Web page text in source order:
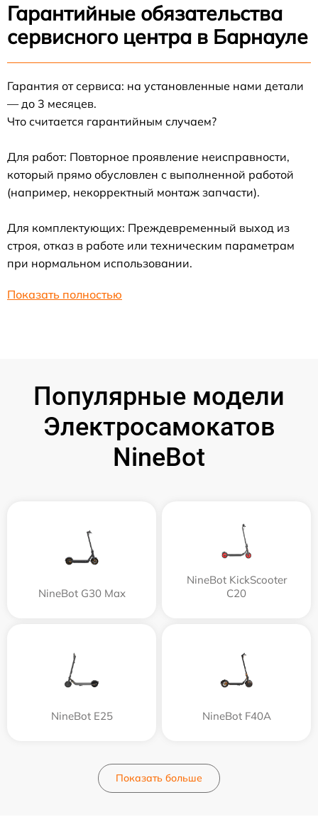
Гарантийные обязательства
сервисного центра в Барнауле
Гарантия от сервиса: на установленные нами детали
— до 3 месяцев.
Что считается гарантийным случаем?
Для работ: Повторное проявление неисправности,
который прямо обусловлен с выполненной работой
(например, некорректный монтаж запчасти).
Для комплектующих: Преждевременный выход из
строя, отказ в работе или техническим параметрам
при нормальном использовании.
Показать полностью
Популярные модели
Электросамокатов
NineBot
NineBot G30 Max
NineBot KickScooter
C20
NineBot E25 NineBot F40A
Показать больше